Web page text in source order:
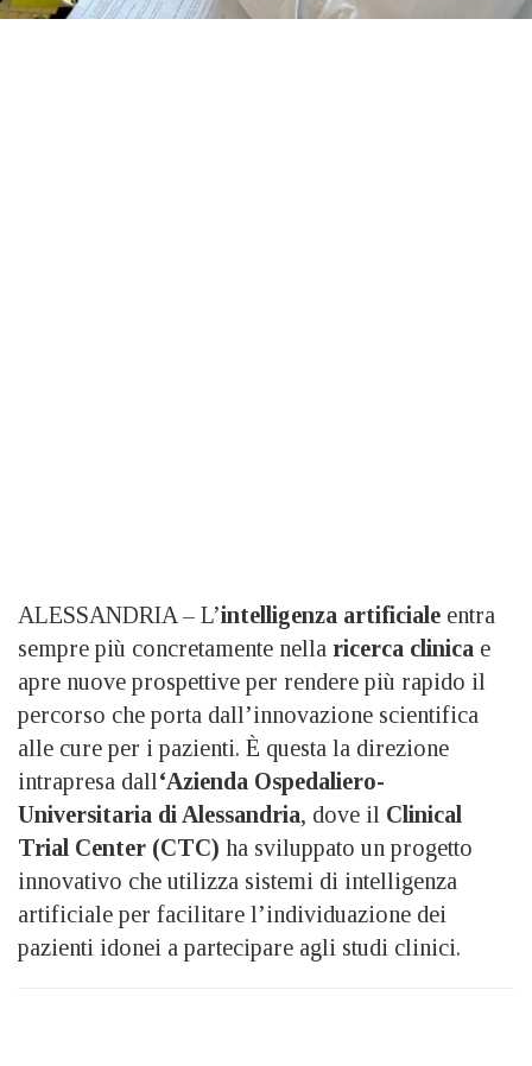
ALESSANDRIA – L’intelligenza artificiale entra
sempre più concretamente nella ricerca clinica e
apre nuove prospettive per rendere più rapido il
percorso che porta dall’innovazione scientifica
alle cure per i pazienti. È questa la direzione
intrapresa dall‘Azienda Ospedaliero-
Universitaria di Alessandria, dove il Clinical
Trial Center (CTC) ha sviluppato un progetto
innovativo che utilizza sistemi di intelligenza
artificiale per facilitare l’individuazione dei
pazienti idonei a partecipare agli studi clinici.